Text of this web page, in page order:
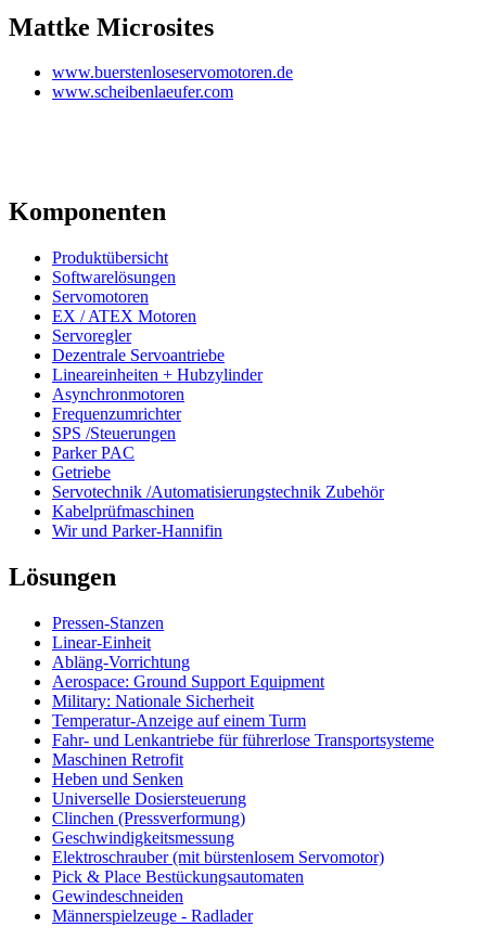
Mattke Microsites
www.buerstenloseservomotoren.de
www.scheibenlaeufer.com
Komponenten
Produktübersicht
Softwarelösungen
Servomotoren
EX / ATEX Motoren
Servoregler
Dezentrale Servoantriebe
Lineareinheiten + Hubzylinder
Asynchronmotoren
Frequenzumrichter
SPS /Steuerungen
Parker PAC
Getriebe
Servotechnik /Automatisierungstechnik Zubehör
Kabelprüfmaschinen
Wir und Parker-Hannifin
Lösungen
Pressen-Stanzen
Linear-Einheit
Abläng-Vorrichtung
Aerospace: Ground Support Equipment
Military: Nationale Sicherheit
Temperatur-Anzeige auf einem Turm
Fahr- und Lenkantriebe für führerlose Transportsysteme
Maschinen Retrofit
Heben und Senken
Universelle Dosiersteuerung
Clinchen (Pressverformung)
Geschwindigkeitsmessung
Elektroschrauber (mit bürstenlosem Servomotor)
Pick & Place Bestückungsautomaten
Gewindeschneiden
Männerspielzeuge - Radlader